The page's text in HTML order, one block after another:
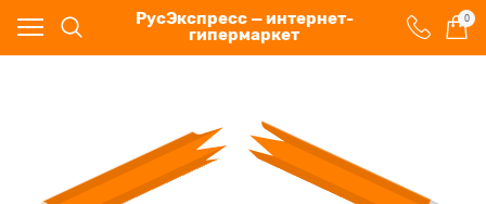
РусЭкспресс — интернет-
гипермаркет
0